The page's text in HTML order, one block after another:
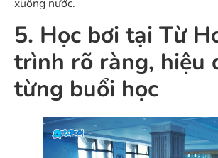
xuống nước.
5. Học bơi tại Từ
trình rõ ràng, hiệu
từng buổi học